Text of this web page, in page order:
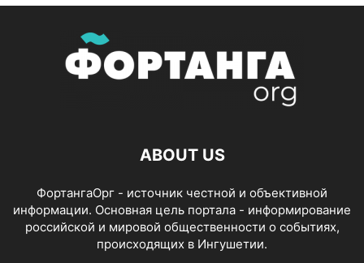
ABOUT US
ФортангаОрг - источник честной и объективной
информации. Основная цель портала - информирование
российской и мировой общественности о событиях,
происходящих в Ингушетии.